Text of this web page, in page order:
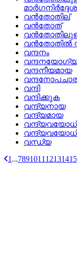
വന്‍തോതില്
വന്‍തോത്
വന്‍തോതില്‍
വന്ദനം
വന്ദനീയമായ
വന്ദി
വന്ദിക്കുക
വന്ദ്യനായ
വന്ദ്യമായ
വന്ധ്യ
1 ...7891011 12131415